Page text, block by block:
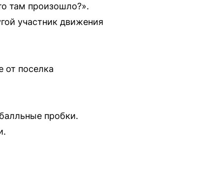
там произошло?».
участник движения
от поселка
пробки.